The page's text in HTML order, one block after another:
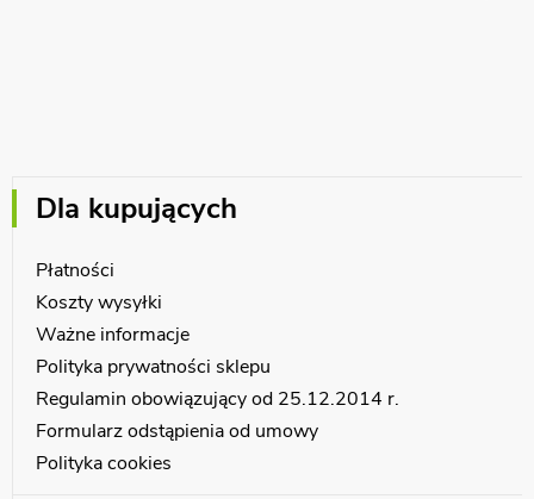
Dla kupujących
Płatności
Koszty wysyłki
Ważne informacje
Polityka prywatności sklepu
Regulamin obowiązujący od 25.12.2014 r.
Formularz odstąpienia od umowy
Polityka cookies